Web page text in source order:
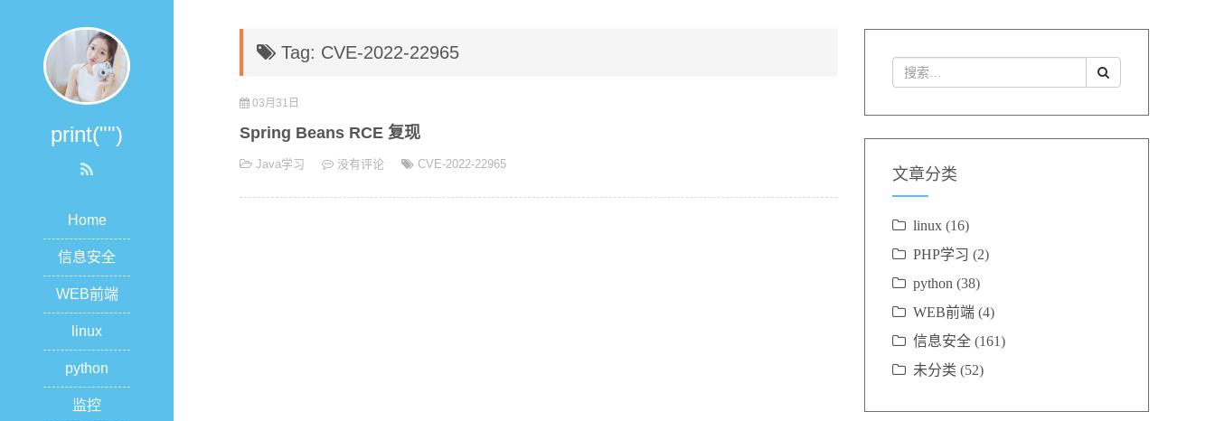
print("")
Home
信息安全
WEB前端
linux
python
监控
Tag: CVE-2022-22965
03月31日
Spring Beans RCE 复现
Java学习 没有评论 CVE-2022-22965
文章分类
linux(16)
PHP学习 (2)
python (38)
WEB前端(4)
信息安全(161)
未分类 (52)